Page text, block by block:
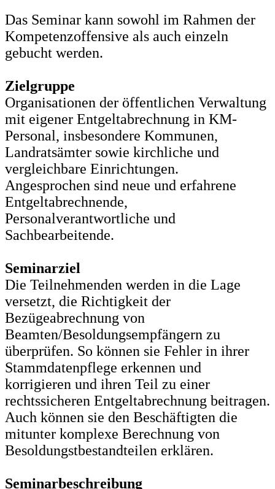
Das Seminar kann sowohl im Rahmen der
Kompetenzoffensive als auch einzeln
gebucht werden.
Zielgruppe
Organisationen der öffentlichen Verwaltung
mit eigener Entgeltabrechnung in KM-
Personal, insbesondere Kommunen,
Landratsämter sowie kirchliche und
vergleichbare Einrichtungen.
Angesprochen sind neue und erfahrene
Entgeltabrechnende,
Personalverantwortliche und
Sachbearbeitende.
Seminarziel
Die Teilnehmenden werden in die Lage
versetzt, die Richtigkeit der
Bezügeabrechnung von
Beamten/Besoldungsempfängern zu
überprüfen. So können sie Fehler in ihrer
Stammdatenpflege erkennen und
korrigieren und ihren Teil zu einer
rechtssicheren Entgeltabrechnung beitragen.
Auch können sie den Beschäftigten die
mitunter komplexe Berechnung von
Besoldungstbestandteilen erklären.
Seminarbeschreibung